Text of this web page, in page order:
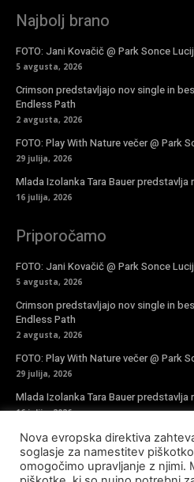
Najbolj brano
FOTO: Jani Kovačič @ Park Sonce
5 avgusta, 2026
Crimson predstavljajo nov single in
Endless Path
2 avgusta, 2026
FOTO: Play With Nature večer @ Park
29 julija, 2026
Mlada Izolanka Tara Bauer
16 julija, 2026
Priporočamo
FOTO: Jani Kovačič @ Park Sonce
5 avgusta, 2026
Crimson predstavljajo nov single in
Endless Path
2 avgusta, 2026
FOTO: Play With Nature večer @ Park
29 julija, 2026
Mlada Izolanka Tara Bauer
16 julija, 2026
Vpiši se v novičke
Nova evropska direktiva
soglasje za namestitev
omogočimo upravljanje z njimi.